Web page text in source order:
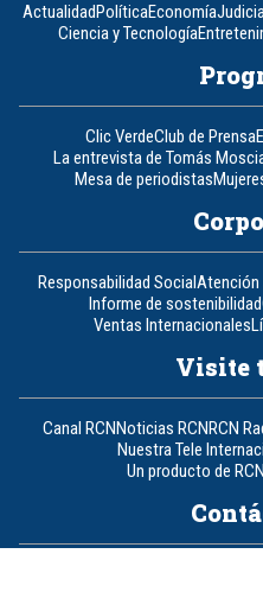
ActualidadPolíticaEconomía
Ciencia y Tecnología
Clic VerdeClub de Prensa
La entrevista de Tomás
Mesa de periodistas
Responsabilidad SocialAtención
Informe de sostenibilidad
Ventas Internacionales
Visite
Canal RCNNoticias RCNRCN
Nuestra Tele
Un producto de